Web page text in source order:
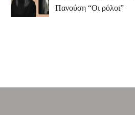
Πανούση “Οι ρόλοι”